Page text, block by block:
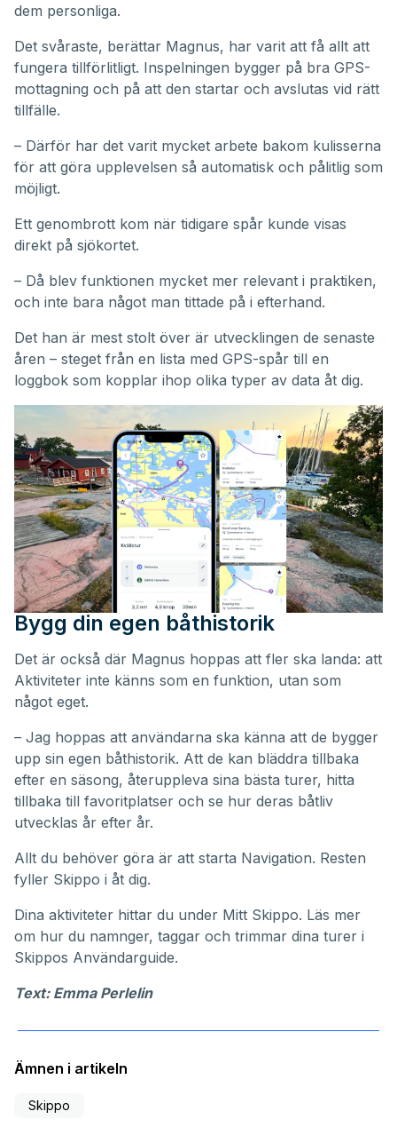
dem personliga.
Det svåraste, berättar Magnus, har varit att få allt att
fungera tillförlitligt. Inspelningen bygger på bra GPS-
mottagning och på att den startar och avslutas vid rätt
tillfälle.
– Därför har det varit mycket arbete bakom kulisserna
för att göra upplevelsen så automatisk och pålitlig som
möjligt.
Ett genombrott kom när tidigare spår kunde visas
direkt på sjökortet.
– Då blev funktionen mycket mer relevant i praktiken,
och inte bara något man tittade på i efterhand.
Det han är mest stolt över är utvecklingen de senaste
åren – steget från en lista med GPS-spår till en
loggbok som kopplar ihop olika typer av data åt dig.
Bygg din egen båthistorik
Det är också där Magnus hoppas att fler ska landa: att
Aktiviteter inte känns som en funktion, utan som
något eget.
– Jag hoppas att användarna ska känna att de bygger
upp sin egen båthistorik. Att de kan bläddra tillbaka
efter en säsong, återuppleva sina bästa turer, hitta
tillbaka till favoritplatser och se hur deras båtliv
utvecklas år efter år.
Allt du behöver göra är att starta Navigation. Resten
fyller Skippo i åt dig.
Dina aktiviteter hittar du under Mitt Skippo. Läs mer
om hur du namnger, taggar och trimmar dina turer i
Skippos Användarguide.
Text: Emma Perlelin
Ämnen i artikeln
Skippo